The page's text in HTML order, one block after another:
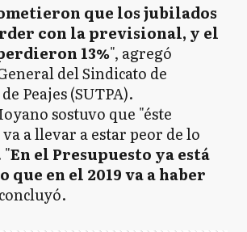
que los jubilados
con la previsional, y el
13%", agregó
del Sindicato de
Peajes (SUTPA).
sostuvo que "éste
a llevar a estar peor de lo
"En el Presupuesto ya está
que en el 2019 va a haber